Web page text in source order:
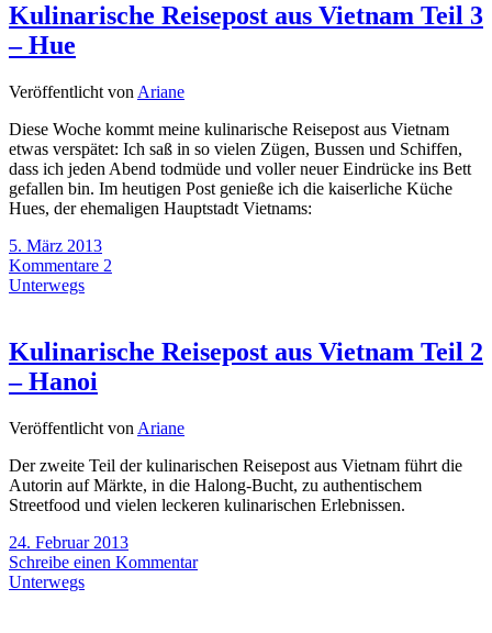
Kulinarische Reisepost aus Vietnam Teil 3
– Hue
Veröffentlicht von Ariane
Diese Woche kommt meine kulinarische Reisepost aus Vietnam
etwas verspätet: Ich saß in so vielen Zügen, Bussen und Schiffen,
dass ich jeden Abend todmüde und voller neuer Eindrücke ins Bett
gefallen bin. Im heutigen Post genieße ich die kaiserliche Küche
Hues, der ehemaligen Hauptstadt Vietnams:
5. März 2013
Kommentare 2
Unterwegs
Kulinarische Reisepost aus Vietnam Teil 2
– Hanoi
Veröffentlicht von Ariane
Der zweite Teil der kulinarischen Reisepost aus Vietnam führt die
Autorin auf Märkte, in die Halong-Bucht, zu authentischem
Streetfood und vielen leckeren kulinarischen Erlebnissen.
24. Februar 2013
Schreibe einen Kommentar
Unterwegs